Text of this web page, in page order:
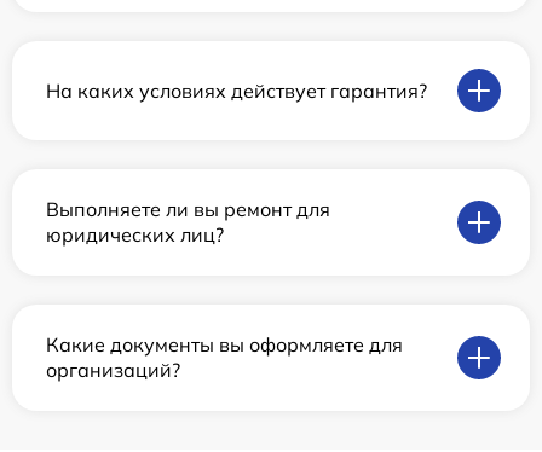
На каких условиях действует гарантия?
Выполняете ли вы ремонт для
юридических лиц?
Какие документы вы оформляете для
организаций?